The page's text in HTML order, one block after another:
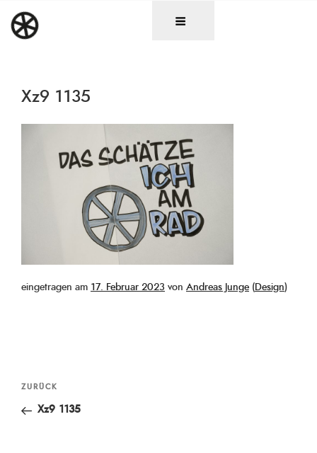
Inhalt
springen
Xz9 1135
eingetragen am Veröffentlicht
17. Februar 2023 von Andreas Junge (Design)
Beitragsnavigation
Vorheriger
Beitrag
ZURÜCK
Xz9 1135